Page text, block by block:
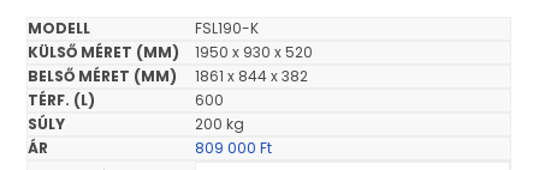
FSL190-K
1950 x 930 x 520
1861 x 844 x 382
600
200 kg
809 000Ft